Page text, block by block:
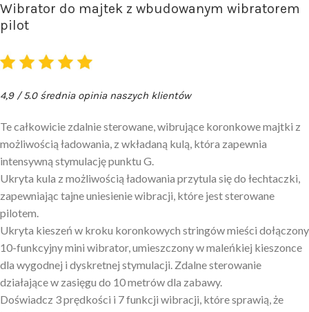
Wibrator do majtek z wbudowanym wibratorem
pilot
4,9 / 5.0 średnia opinia naszych klientów
Te całkowicie zdalnie sterowane, wibrujące koronkowe majtki z
możliwością ładowania, z wkładaną kulą, która zapewnia
intensywną stymulację punktu G.
Ukryta kula z możliwością ładowania przytula się do łechtaczki,
zapewniając tajne uniesienie wibracji, które jest sterowane
pilotem.
Ukryta kieszeń w kroku koronkowych stringów mieści dołączony
10-funkcyjny mini wibrator, umieszczony w maleńkiej kieszonce
dla wygodnej i dyskretnej stymulacji. Zdalne sterowanie
działające w zasięgu do 10 metrów dla zabawy.
Doświadcz 3 prędkości i 7 funkcji wibracji, które sprawią, że